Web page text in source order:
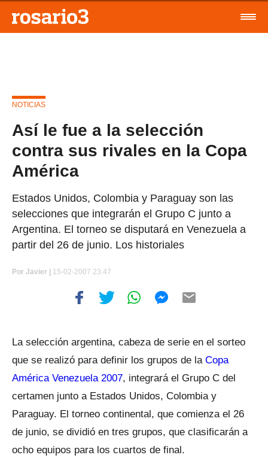
NOTICIAS
Así le fue a la selección
contra sus rivales en la Copa
América
Estados Unidos, Colombia y Paraguay son las
selecciones que integrarán el Grupo C junto a
Argentina. El torneo se disputará en Venezuela a
partir del 26 de junio. Los historiales
Por Javier | 15-02-2007 23:47
La selección argentina, cabeza de serie en el sorteo
que se realizó para definir los grupos de la Copa
América Venezuela 2007, integrará el Grupo C del
certamen junto a Estados Unidos, Colombia y
Paraguay. El torneo continental, que comienza el 26
de junio, se dividió en tres grupos, que clasificarán a
ocho equipos para los cuartos de final.